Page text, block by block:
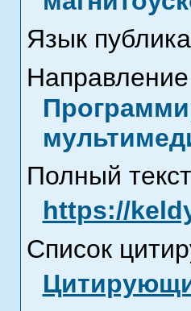
Язык
Полный
https://
Список